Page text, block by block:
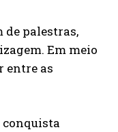
de palestras,
Em meio
entre as
conquista